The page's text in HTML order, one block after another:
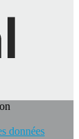
données